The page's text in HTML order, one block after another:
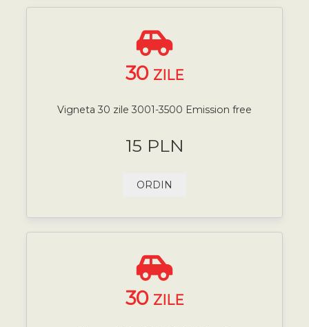
30 ZILE
Vigneta 30 zile 3001-3500 Emission free
15 PLN
ORDIN
30 ZILE